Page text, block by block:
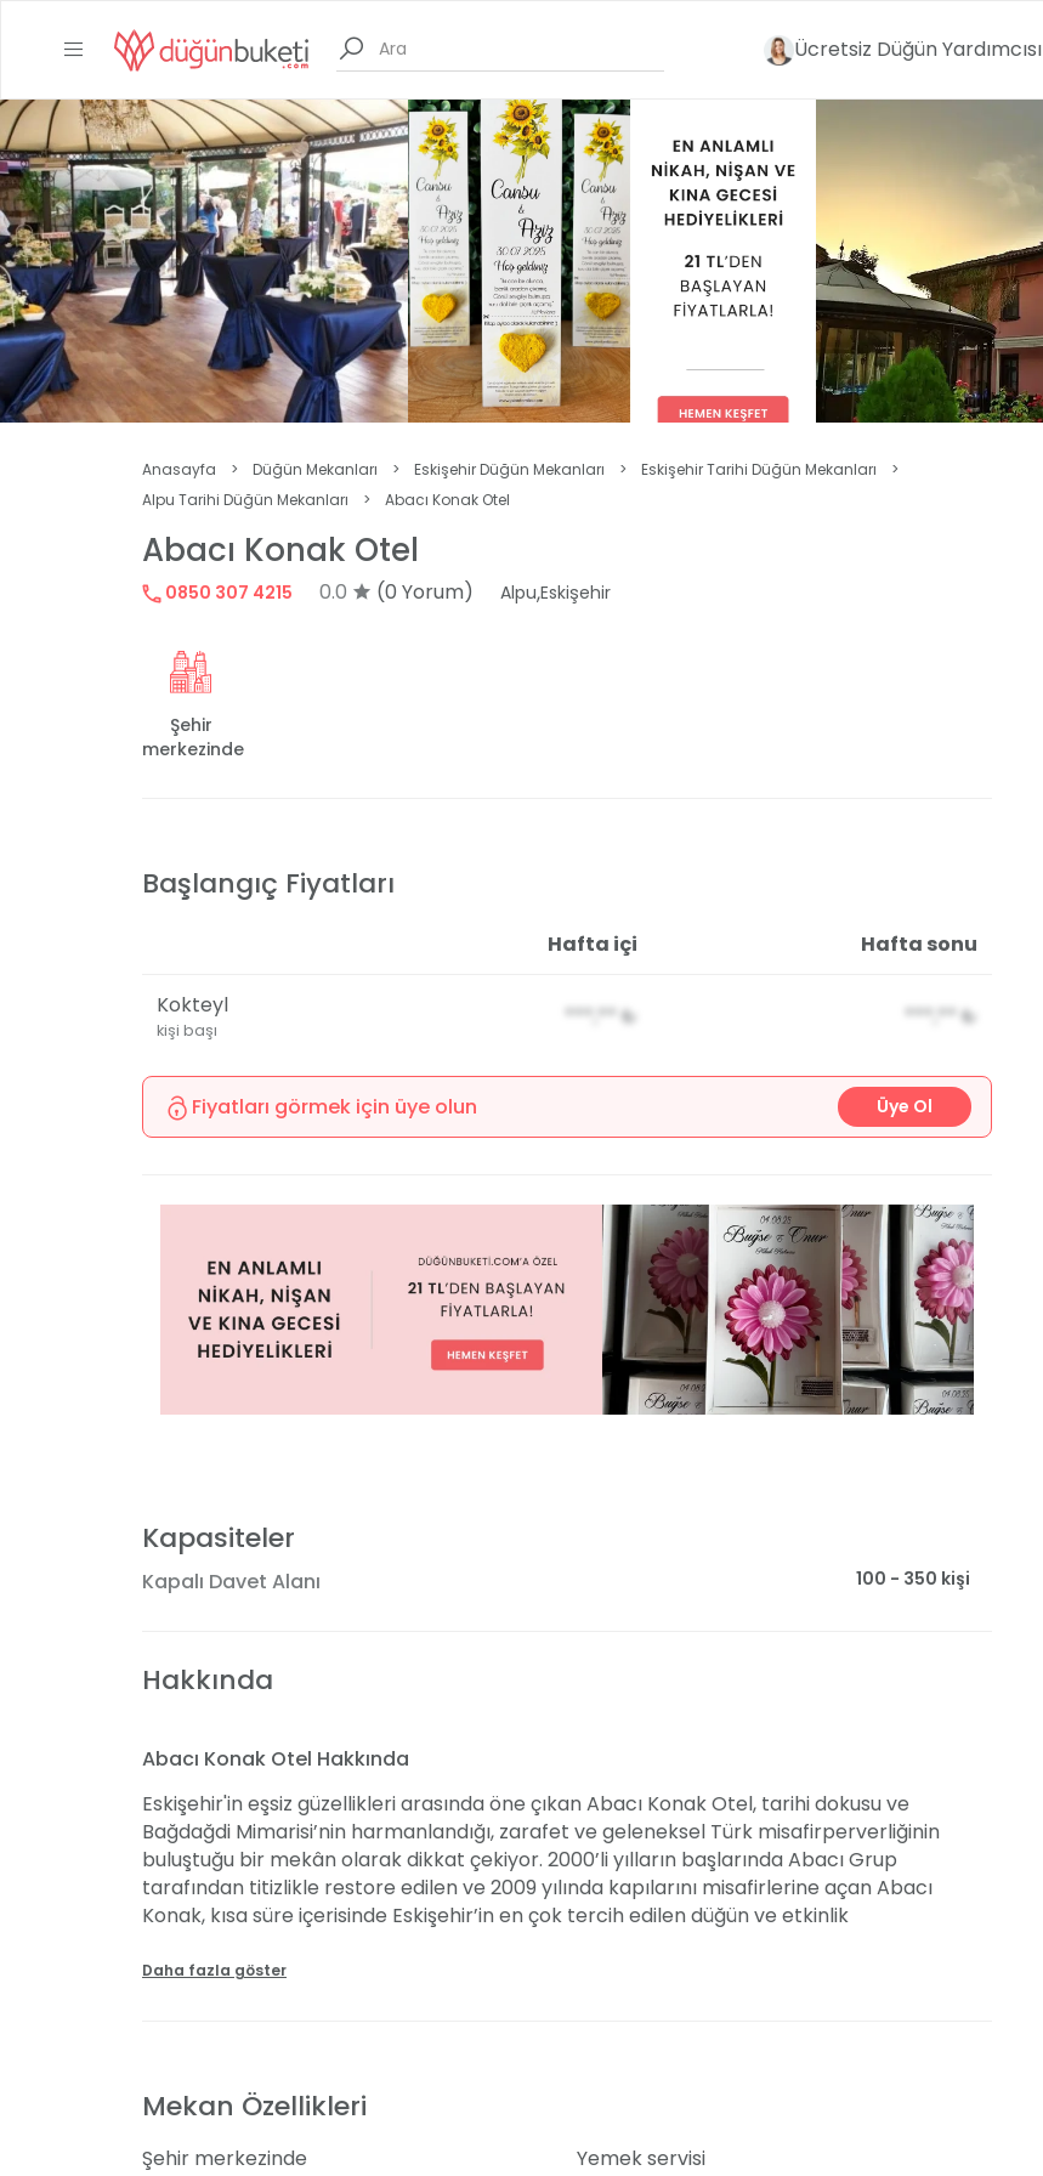
Ücretsiz Düğün Yardımcısı
Anasayfa > Düğün Mekanları > Eskişehir Düğün Mekanları > Eskişehir Tarihi Düğün Mekanları
>
Alpu Tarihi Düğün Mekanları
> Abacı Konak Otel
Abacı Konak Otel
0850 307 4215 0.0 (0 Yorum) Alpu,Eskişehir
Şehir
merkezinde
Başlangıç Fiyatları
Hafta içi Hafta sonu
Kokteyl
kişi başı
***,** ₺ ***,** ₺
Fiyatları görmek için üye olun Üye Ol
Kapasiteler
Kapalı Davet Alanı 100 - 350 kişi
Hakkında
Abacı Konak Otel Hakkında
Eskişehir'in eşsiz güzellikleri arasında öne çıkan Abacı Konak Otel, tarihi dokusu ve
Bağdağdi Mimarisi’nin harmanlandığı, zarafet ve geleneksel Türk misafirperverliğinin
buluştuğu bir mekân olarak dikkat çekiyor. 2000’li yılların başlarında Abacı Grup
tarafından titizlikle restore edilen ve 2009 yılında kapılarını misafirlerine açan Abacı
Konak, kısa süre içerisinde Eskişehir’in en çok tercih edilen düğün ve etkinlik
Sultan Süit olmak üzere toplamda 11 farklı konak ve 70'i aşkın oda ile hizmet vermektedir.
kapalı alanlarında geleneksel Türk davetlerinden düğünlere, nişanlardan kına gecelerine
platformu ve gelin yoluyla unutulmaz bir atmosfer sunuyor. Beyaz renkli süslemeler ve
Daha fazla göster
Mekan Özellikleri
Şehir merkezinde
Yemek servisi